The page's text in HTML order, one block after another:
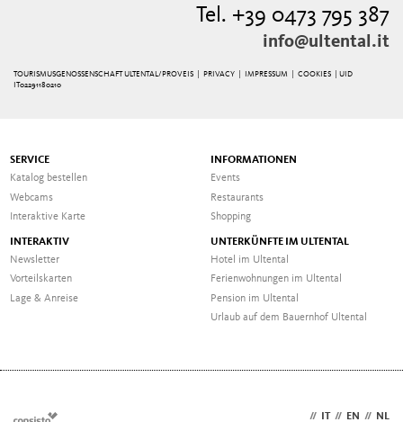
Tel. +39 0473 795 387
info@ultental.it
TOURISMUSGENOSSENSCHAFT ULTENTAL/PROVEIS | PRIVACY IMPRESSUM |COOKIES
| UID
IT02291180210
SERVICE
Katalog bestellen
Webcams
Interaktive Karte
INFORMATIONEN
Events
Restaurants
Shopping
INTERAKTIV
Newsletter
Vorteilskarten
Lage & Anreise
UNTERKÜNFTE IM ULTENTAL
Hotel im Ultental
Ferienwohnungen im Ultental
Pension im Ultental
Urlaub auf dem Bauernhof Ultental
// IT // EN // NL